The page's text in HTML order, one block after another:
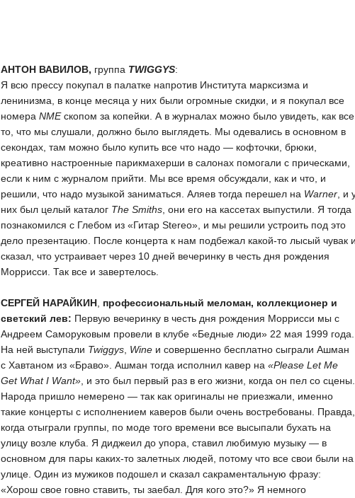
АНТОН ВАВИЛОВ, группа TWIGGYS:
Я всю прессу покупал в палатке напротив Института марксизма и
ленинизма, в конце месяца у них были огромные скидки, и я покупал все
номера NMEскопом за копейки. А в журналах можно было увидеть, как все
то, что мы слушали, должно было выглядеть. Мы одевались в основном в
секондах, там можно было купить все что надо — кофточки, брюки,
креативно настроенные парикмахерши в салонах помогали с прическами,
если к ним с журналом прийти. Мы все время обсуждали, как и что, и
решили, что надо музыкой заниматься. Аляев тогда перешел на Warner , и
них был целый каталог The Smiths , они его на кассетах выпустили. Я тогда
познакомился с Глебом из «Гитар Stereo», и мы решили устроить под это
дело презентацию. После концерта к нам подбежал какой-то лысый чувак
сказал, что устраивает через 10 дней вечеринку в честь дня рождения
Моррисси. Так все и завертелось.
СЕРГЕЙ НАРАЙКИН профессиональный меломан, коллекционер и
светский лев: Первую вечеринку в честь дня рождения Моррисси мы с
Андреем Саморуковым провели в клубе «Бедные люди» 22 мая 1999 года.
На ней выступали Twiggys Wine и совершенно бесплатно сыграли Ашман
с Хавтаном из «Браво». Ашман тогда исполнил кавер на «Please Let Me
Get What I Want» , и это был первый раз в его жизни, когда он пел со сцены.
Народа пришло немерено — так как оригиналы не приезжали, именно
такие концерты с исполнением каверов были очень востребованы. Правда,
когда отыграли группы, по моде того времени все высыпали бухать на
улицу возле клуба. Я диджеил до упора, ставил любимую музыку — в
основном для пары каких-то залетных людей, потому что все свои были на
улице. Один из мужиков подошел и сказал сакраментальную фразу:
«Хорош свое говно ставить, ты заебал. Для кого это?» Я немного